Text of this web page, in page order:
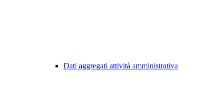
Dati aggregati attività amministrativa